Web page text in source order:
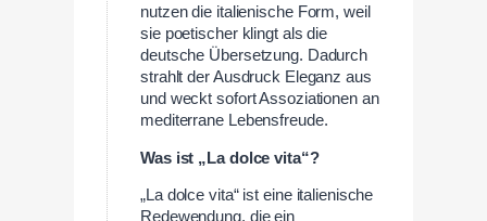
nutzen die italienische Form, weil
sie poetischer klingt als die
deutsche Übersetzung. Dadurch
strahlt der Ausdruck Eleganz aus
und weckt sofort Assoziationen an
mediterrane Lebensfreude.
Was ist „La dolce vita“?
„La dolce vita“ ist eine italienische
Redewendung, die ein